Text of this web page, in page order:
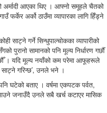
अर्मादी आएका थिए । आफ्नो समूहले चैतको
फर्केर अर्को ठाउँमा व्यापारका लागि हिँड्ने
साट्ने गर्ने सिन्धुपाल्चोकका व्यापारीको
पुरानो सामानको पनि मूल्य निर्धारण गर्छौँ
। यदि मूल्य नयाँको कम परेमा आफूहरूले
गरिन्छ’, उनले भने ।
घटेको बताए । वर्षमा एकपटक पर्वत,
आउने जनाउँदै उनले सबै खर्च कटाएर मासिक